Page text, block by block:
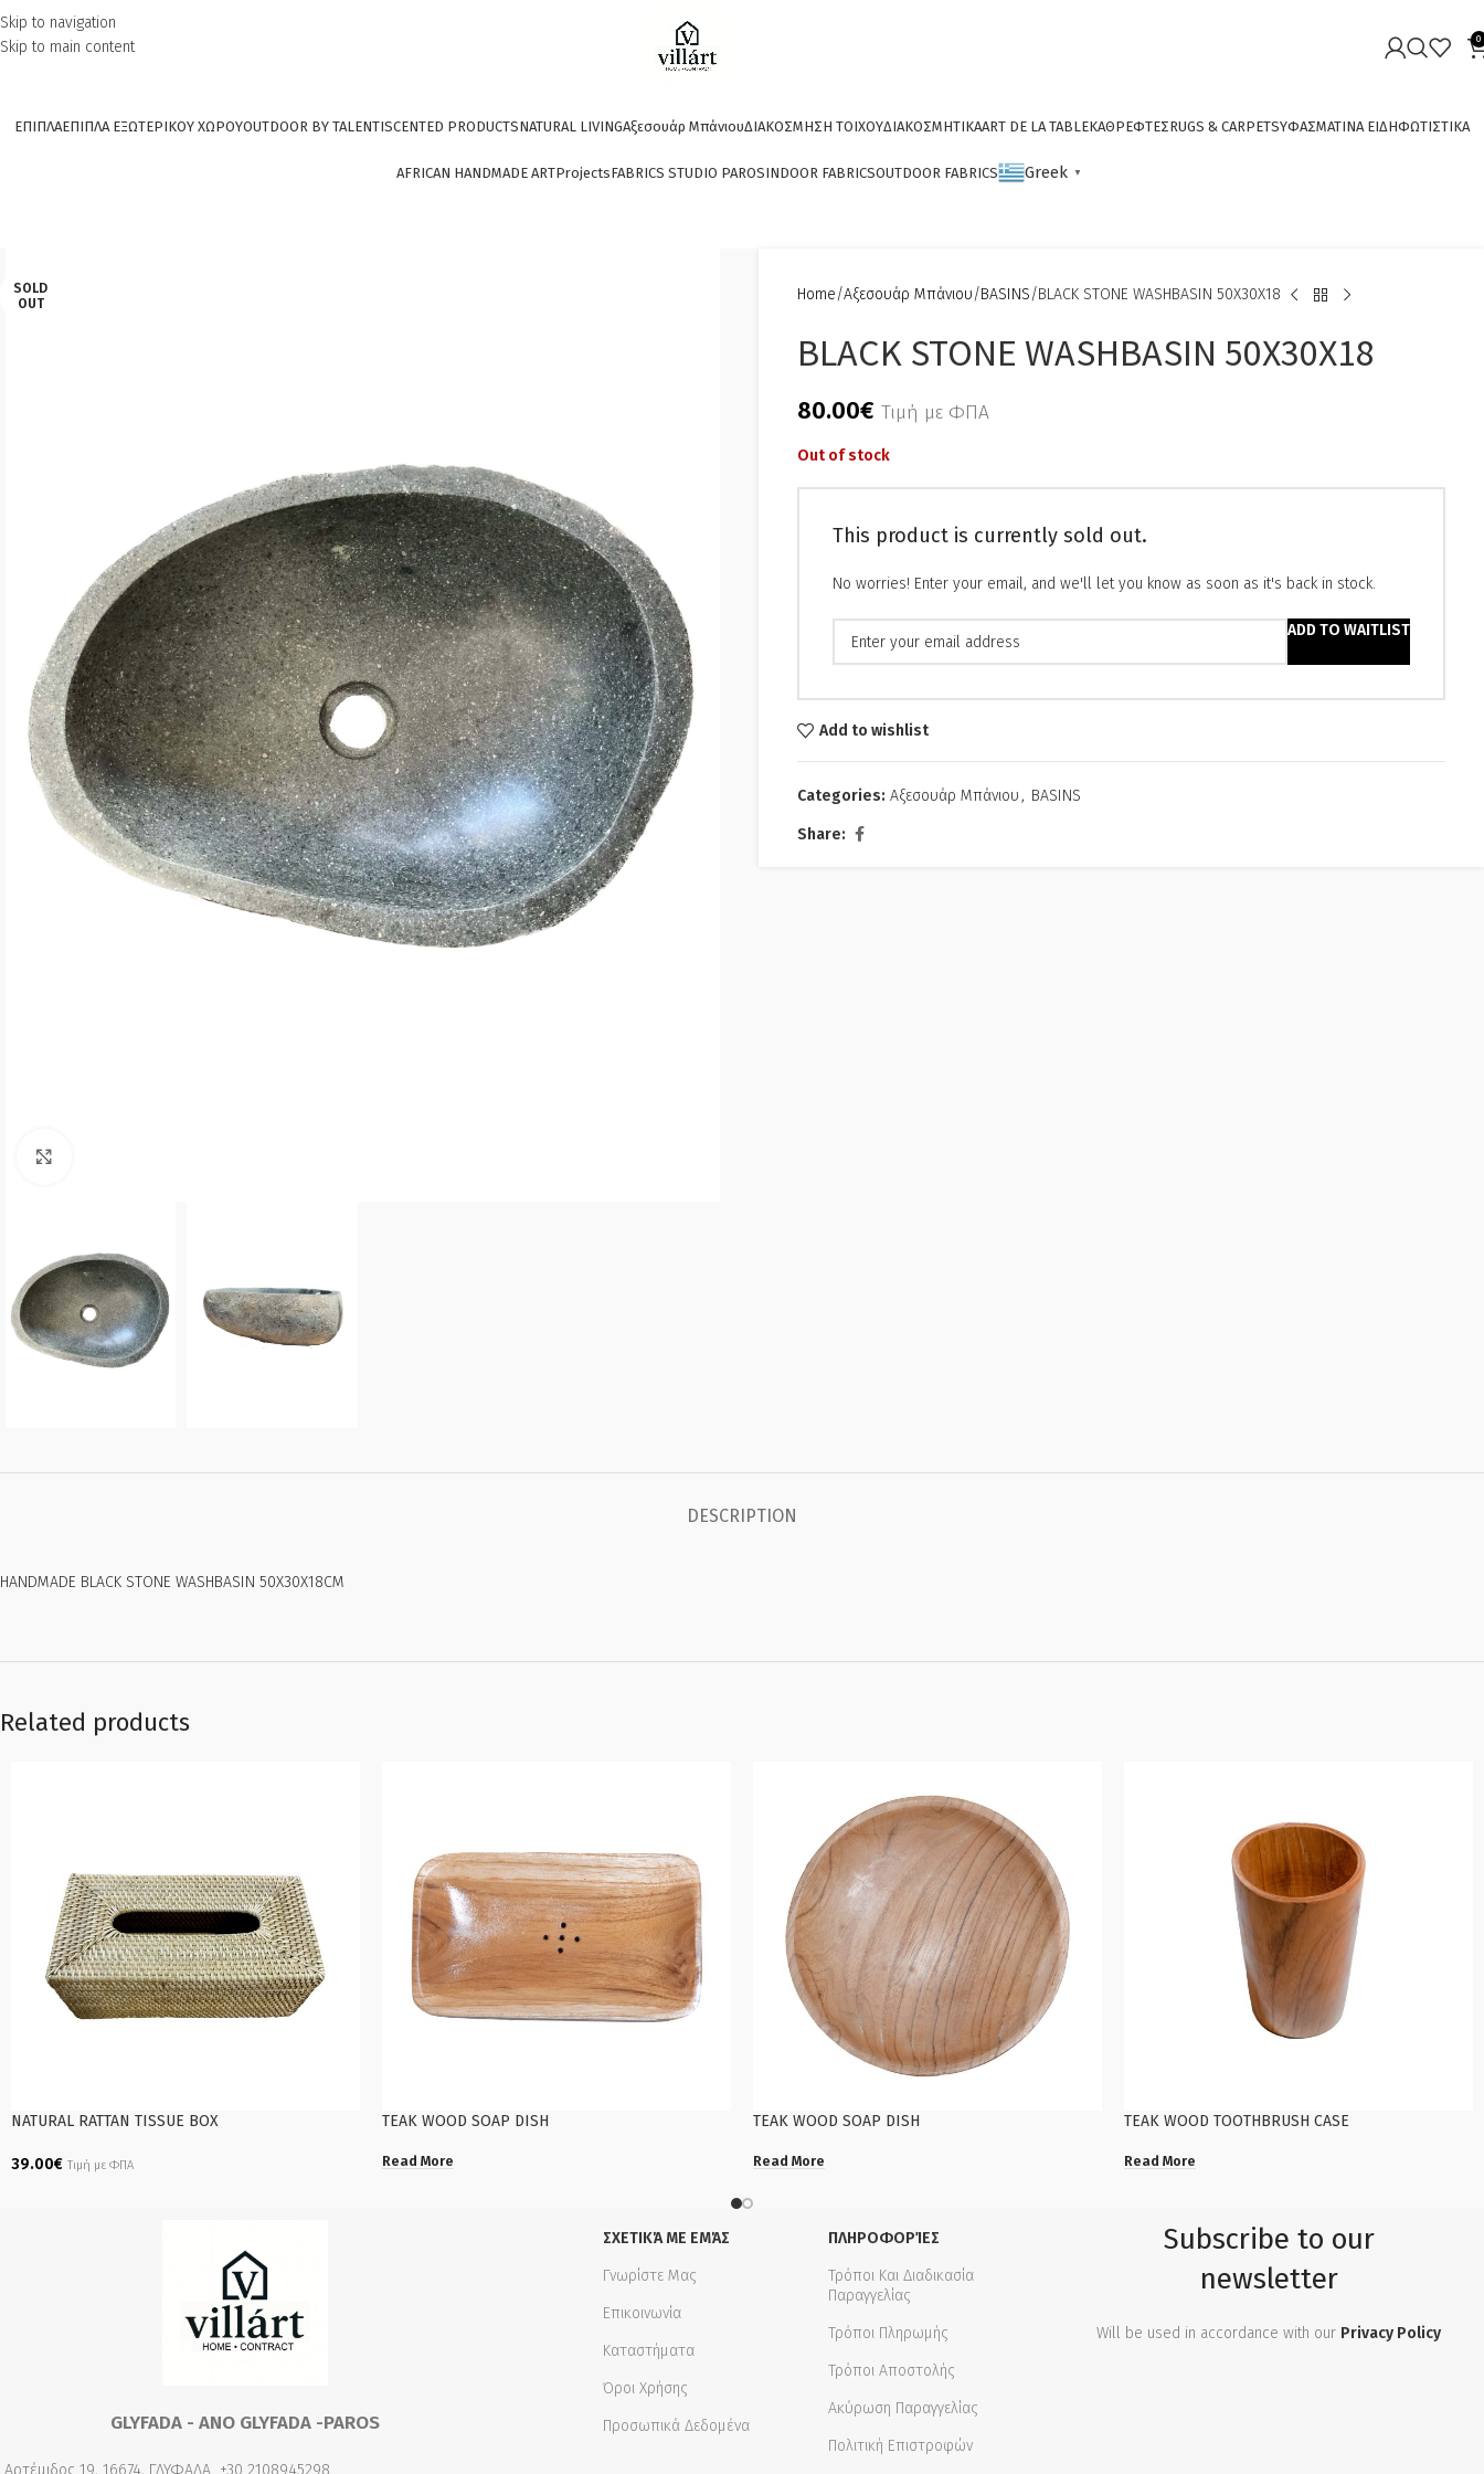
Skip to navigation
Skip to main content
0
ΕΠΙΠΛΑΕΠΙΠΛΑ ΕΞΩΤΕΡΙΚΟΥ ΧΩΡΟΥOUTDOOR BY TALENTISCENTED PRODUCTSNATURAL LIVINGΑξεσουάρ ΜπάνιουΔΙΑΚΟΣΜΗΣΗ ΤΟΙΧΟΥΔΙΑΚΟΣΜΗΤΙΚΑART DE LA TABLEΚΑΘΡΕΦΤΕΣRUGS & CARPETSΥΦΑΣΜΑΤΙΝΑ ΕΙΔΗΦΩΤΙΣΤΙΚΑ
AFRICAN HANDMADE ARTProjectsFABRICS STUDIO PAROSINDOOR FABRICSOUTDOOR FABRICS Greek ▼
SOLD
OUT
Home Αξεσουάρ Μπάνιου ΒΑSINS BLACK STONE WASHBASIN 50X30X18
BLACK STONE WASHBASIN 50X30X18
80.00€ Τιμή με ΦΠΑ
Out of stock
This product is currently sold out.
No worries! Enter your email, and we'll let you know as soon as it's back in stock.
ADD TO WAITLIST
Add to wishlist
Categories: Αξεσουάρ Μπάνιου, ΒΑSINS
Share:
DESCRIPTION
HANDMADE BLACK STONE WASHBASIN 50X30X18CM
Related products
NATURAL RATTAN TISSUE BOX
39.00€ Τιμή με ΦΠΑ
TEAK WOOD SOAP DISH
Read More
TEAK WOOD SOAP DISH
Read More
TEAK WOOD TOOTHBRUSH CASE
Read More
GLYFADA - ANO GLYFADA -PAROS
Αρτέμιδος 19, 16674, ΓΛΥΦΑΔΑ +30 2108945298
ΣΧΕΤΙΚΆ ΜΕ ΕΜΆΣ
Γνωρίστε Μας
Επικοινωνία
Καταστήματα
Όροι Χρήσης
Προσωπικά Δεδομένα
ΠΛΗΡΟΦΟΡΊΕΣ
Τρόποι Και Διαδικασία
Παραγγελίας
Τρόποι Πληρωμής
Τρόποι Αποστολής
Ακύρωση Παραγγελίας
Πολιτική Επιστροφών
Subscribe to our
newsletter
Will be used in accordance with our Privacy Policy